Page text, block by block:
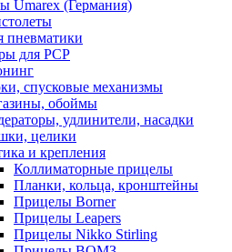
Umarex (Германия)
пневматики
для PCP
спусковые механизмы
обоймы
удлинители, насадки
целики
и крепления
Коллиматорные прицелы
Планки, кольца, кронштейны
Прицелы Borner
Прицелы Leapers
Прицелы Nikko Stirling